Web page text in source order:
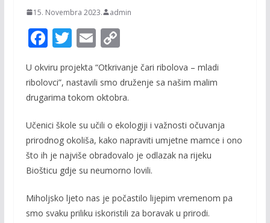
15. Novembra 2023. admin
F
e
b
o
o
k
T
w
itt
er
E
m
ai
l
C
p
y
Li
n
k
U okviru projekta “Otkrivanje čari ribolova – mladi
ribolovci”, nastavili smo druženje sa našim malim
drugarima tokom oktobra.
Učenici škole su učili o ekologiji i važnosti očuvanja
prirodnog okoliša, kako napraviti umjetne mamce i ono
što ih je najviše obradovalo je odlazak na rijeku
Biošticu gdje su neumorno lovili.
Miholjsko ljeto nas je počastilo lijepim vremenom pa
smo svaku priliku iskoristili za boravak u prirodi.